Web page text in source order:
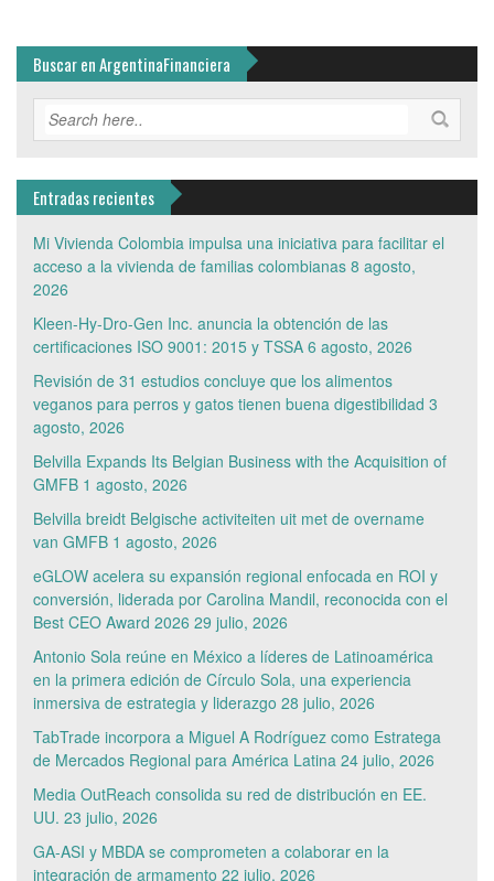
Buscar en ArgentinaFinanciera
Entradas recientes
Mi Vivienda Colombia impulsa una iniciativa para facilitar el
acceso a la vivienda de familias colombianas 8 agosto,
2026
Kleen-Hy-Dro-Gen Inc. anuncia la obtención de las
certificaciones ISO 9001: 2015 y TSSA 6 agosto, 2026
Revisión de 31 estudios concluye que los alimentos
veganos para perros y gatos tienen buena digestibilidad 3
agosto, 2026
Belvilla Expands Its Belgian Business with the Acquisition of
GMFB 1 agosto, 2026
Belvilla breidt Belgische activiteiten uit met de overname
van GMFB 1 agosto, 2026
eGLOW acelera su expansión regional enfocada en ROI y
conversión, liderada por Carolina Mandil, reconocida con el
Best CEO Award 2026 29 julio, 2026
Antonio Sola reúne en México a líderes de Latinoamérica
en la primera edición de Círculo Sola, una experiencia
inmersiva de estrategia y liderazgo 28 julio, 2026
TabTrade incorpora a Miguel A Rodríguez como Estratega
de Mercados Regional para América Latina 24 julio, 2026
Media OutReach consolida su red de distribución en EE.
UU. 23 julio, 2026
GA-ASI y MBDA se comprometen a colaborar en la
integración de armamento 22 julio, 2026